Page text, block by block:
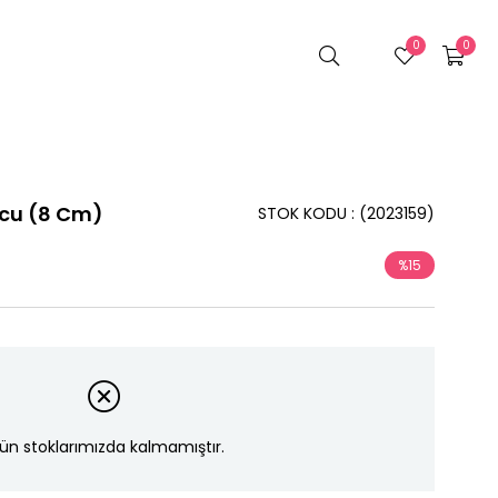
0
0
(8 Cm) (2023159)
STOK KODU
%15
stoklarımızda kalmamıştır.